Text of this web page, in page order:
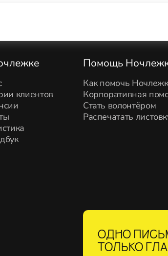
клиентов
Помощь
Как помочь
Корпоративная
Стать волонтёром
Распечатать
ОДНО
ТОЛЬКО